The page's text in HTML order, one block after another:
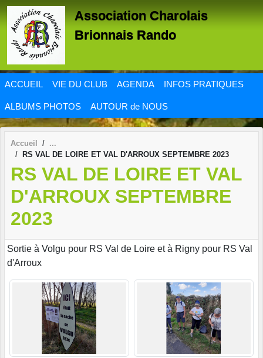
Association Charolais
Brionnais Rando
ACCUEIL VIE DU CLUB AGENDA INFOS PRATIQUES
ALBUMS PHOTOS AUTOUR de NOUS
Accueil
RS VAL DE LOIRE ET VAL D'ARROUX SEPTEMBRE 2023
RS VAL DE LOIRE ET VAL
D'ARROUX SEPTEMBRE
2023
Sortie à Volgu pour RS Val de Loire et à Rigny pour RS Val
d'Arroux
Panneau de gestion des cookies